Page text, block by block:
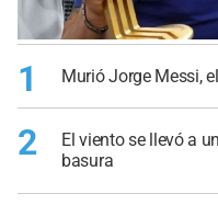
1 Murió Jorge Messi,
2
El viento se llevó a
basura